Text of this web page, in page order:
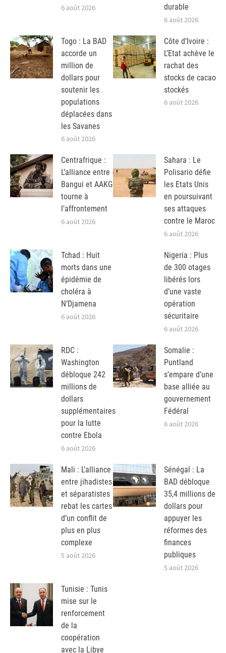
6 août 2026
durable
6 août 2026
Togo : La BAD
accorde un
million de
dollars pour
soutenir les
populations
déplacées dans
les Savanes
6 août 2026
Côte d’Ivoire :
L’Etat achève le
rachat des
stocks de cacao
stockés
6 août 2026
Centrafrique :
L’alliance entre
Bangui et AAKG
tourne à
l’affrontement
6 août 2026
Sahara : Le
Polisario défie
les Etats Unis
en poursuivant
ses attaques
contre le Maroc
6 août 2026
Tchad : Huit
morts dans une
épidémie de
choléra à
N’Djamena
6 août 2026
Nigeria : Plus
de 300 otages
libérés lors
d’une vaste
opération
sécuritaire
6 août 2026
RDC :
Washington
débloque 242
millions de
dollars
supplémentaires
pour la lutte
contre Ebola
6 août 2026
Somalie :
Puntland
s’empare d’une
base alliée au
gouvernement
Fédéral
6 août 2026
Mali : L’alliance
entre jihadistes
et séparatistes
rebat les cartes
d’un conflit de
plus en plus
complexe
5 août 2026
Sénégal : La
BAD débloque
35,4 millions de
dollars pour
appuyer les
réformes des
finances
publiques
5 août 2026
Tunisie : Tunis
mise sur le
renforcement
de la
coopération
avec la Libye